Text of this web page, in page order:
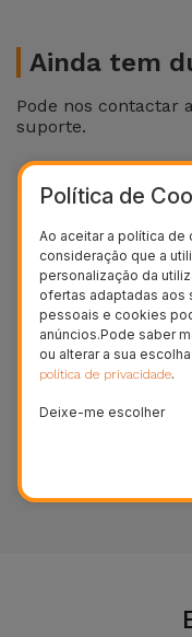
Mobilidade,
Auto e
Bicicleta
Acessórios
de
Computador
Acessórios
iPad e
Tablet
Kids
tudo
Ainda tem
Pode nos contactar
suporte.
Política de
Ao aceitar a política
consideração que a
personalização da
ofertas adaptadas aos
pessoais e cookies
anúncios.Pode saber
ou alterar a sua
política de privacidade.
Deixe-me escolher